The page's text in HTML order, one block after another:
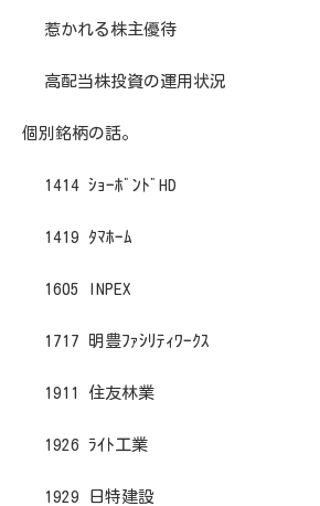
惹かれる株主優待
高配当株投資の運用状況
個別銘柄の話。
1414 ｼｮｰﾎﾞﾝﾄﾞHD
1419 ﾀﾏﾎｰﾑ
1605 INPEX
1717 明豊ﾌｧｼﾘﾃｨﾜｰｸｽ
1911 住友林業
1926 ﾗｲﾄ工業
1929 日特建設